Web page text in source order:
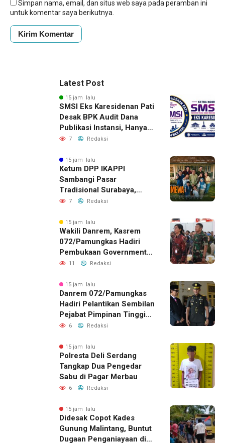
Simpan nama, email, dan situs web saya pada peramban ini
untuk komentar saya berikutnya.
Latest Post
15 jam lalu
SMSI Eks Karesidenan Pati
Desak BPK Audit Dana
Publikasi Instansi, Hanya
untuk Perusahaan Pers
7 Redaksi
15 jam lalu
Ketum DPP IKAPPI
Sambangi Pasar
Tradisional Surabaya,
Akhiri Agenda dengan
ISTIMEWA
7 Redaksi
15 jam lalu
Wakili Danrem, Kasrem
072/Pamungkas Hadiri
Pembukaan Government
Procurement Forum &
11 Redaksi
15 jam lalu
Danrem 072/Pamungkas
Hadiri Pelantikan Sembilan
Pejabat Pimpinan Tinggi
Pratama Pemda DIY
6 Redaksi
15 jam lalu
Polresta Deli Serdang
Tangkap Dua Pengedar
Sabu di Pagar Merbau
6 Redaksi
15 jam lalu
Didesak Copot Kades
Gunung Malintang, Buntut
Dugaan Penganiayaan di